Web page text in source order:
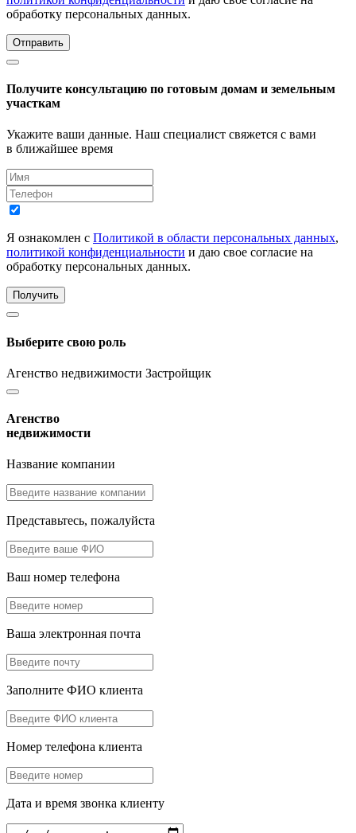
обработку персональных данных.
Отправить
Получите консультацию по готовым домам и земельным
участкам
Укажите ваши данные. Наш специалист свяжется с вами
в ближайшее время
Я ознакомлен с Политикой в области персональных данных,
политикой конфиденциальности и даю свое согласие на
обработку персональных данных.
Получить
Выберите свою роль
Агенство недвижимости Застройщик
Агенство
недвижимости
Название компании
Представьтесь, пожалуйста
Ваш номер телефона
Ваша электронная почта
Заполните ФИО клиента
Номер телефона клиента
Дата и время звонка клиенту